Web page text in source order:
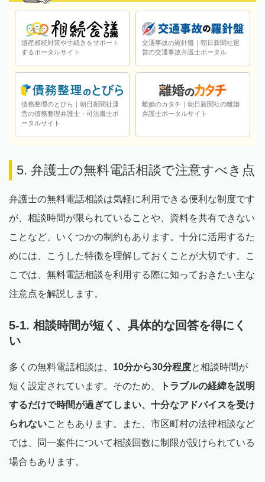
遺産相続対策や手続きをサポート
するポータルサイト
交通事故の羅針盤｜朝日新聞社運
営の交通事故弁護士ポータル
債務整理のとびら｜朝日新聞社運
営の債務整理弁護士・司法書士ポ
ータルサイト
離婚のカタチ｜朝日新聞社の離婚
弁護士ポータルサイト
5. 弁護士の無料電話相談で注意すべき点
弁護士の無料電話相談は気軽に利用できる便利な制度です
が、相談時間が限られていることや、資料を共有できない
ことなど、いくつかの制約もあります。十分に活用するた
めには、こうした特徴を理解しておくことが大切です。こ
こでは、無料電話相談を利用する際に知っておきたい主な
注意点を解説します。
5-1. 相談時間が短く、具体的な回答を得にく
い
多くの無料電話相談は、 10分から30分程度と相談時間が
短く設定されています。そのため、
トラブルの経緯を説明
するだけで時間が過ぎてしまい、十分なアドバイスを受け
られないこともあります。また、市区町村の法律相談など
では、同一案件について相談回数に制限が設けられている
場合もあります。